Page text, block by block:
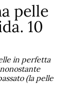
pelle
10
in perfetta
(la pelle